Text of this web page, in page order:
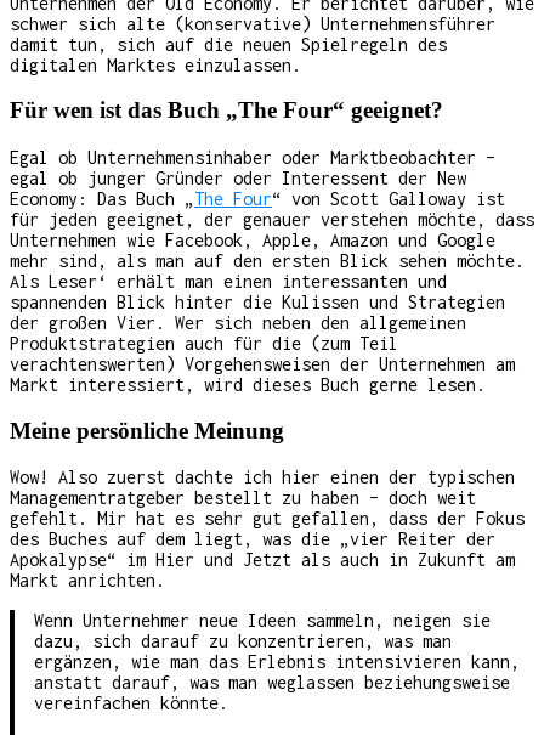
schwer sich alte (konservative) Unternehmensführer
damit tun, sich auf die neuen Spielregeln des
digitalen Marktes einzulassen.
Für wen ist das Buch „The Four“ geeignet?
Egal ob Unternehmensinhaber oder Marktbeobachter –
egal ob junger Gründer oder Interessent der New
Economy: Das Buch „The Four“ von Scott Galloway ist
für jeden geeignet, der genauer verstehen möchte, dass
Unternehmen wie Facebook, Apple, Amazon und Google
mehr sind, als man auf den ersten Blick sehen möchte.
Als Leser‘ erhält man einen interessanten und
spannenden Blick hinter die Kulissen und Strategien
der großen Vier. Wer sich neben den allgemeinen
Produktstrategien auch für die (zum Teil
verachtenswerten) Vorgehensweisen der Unternehmen am
Markt interessiert, wird dieses Buch gerne lesen.
Meine persönliche Meinung
Wow! Also zuerst dachte ich hier einen der typischen
Managementratgeber bestellt zu haben – doch weit
gefehlt. Mir hat es sehr gut gefallen, dass der Fokus
des Buches auf dem liegt, was die „vier Reiter der
Apokalypse“ im Hier und Jetzt als auch in Zukunft am
Markt anrichten.
Wenn Unternehmer neue Ideen sammeln, neigen sie
dazu, sich darauf zu konzentrieren, was man
ergänzen, wie man das Erlebnis intensivieren kann,
anstatt darauf, was man weglassen beziehungsweise
vereinfachen könnte.